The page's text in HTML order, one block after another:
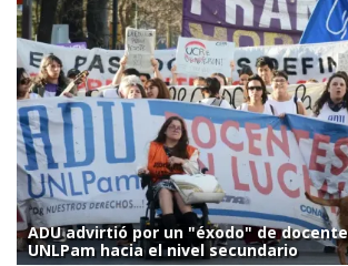
ADU advirtió por un "éxodo" de
UNLPam hacia el nivel secundario